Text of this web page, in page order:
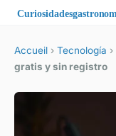
Accueil › Tecnología ›
gratis y sin registro